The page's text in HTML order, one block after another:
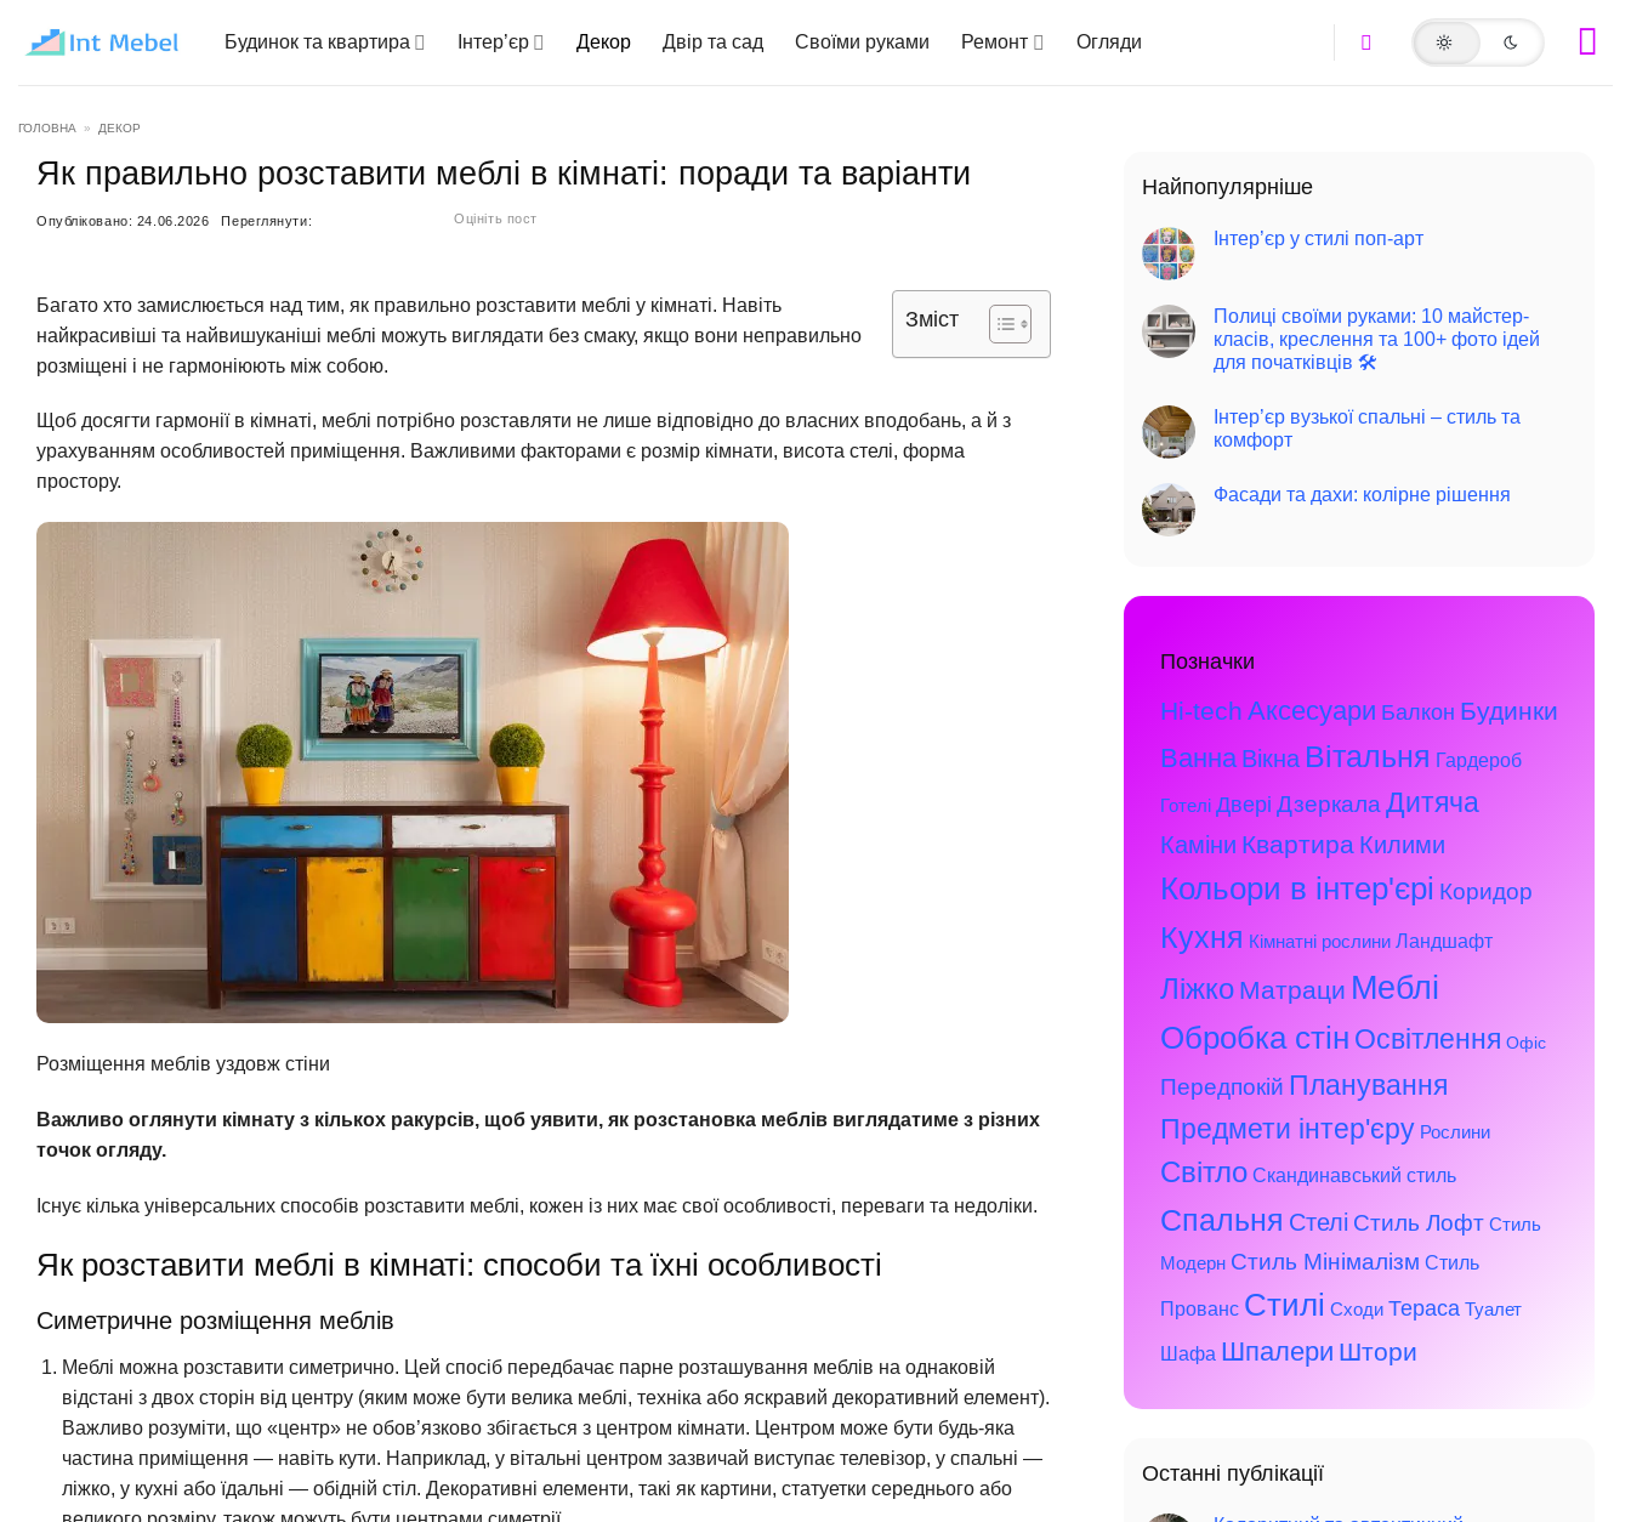
Будинок та квартира
Інтер’єр Декор Двір та сад Своїми руками Ремонт Огляди
ГОЛОВНА » ДЕКОР
Як правильно розставити меблі в кімнаті: поради та варіанти
Опубліковано: 24.06.2026 Переглянути: Оцініть пост
Зміст
Багато хто замислюється над тим, як правильно розставити меблі у кімнаті. Навіть
найкрасивіші та найвишуканіші меблі можуть виглядати без смаку, якщо вони неправильно
розміщені і не гармоніюють між собою.
Щоб досягти гармонії в кімнаті, меблі потрібно розставляти не лише відповідно до власних вподобань, а й з
урахуванням особливостей приміщення. Важливими факторами є розмір кімнати, висота стелі, форма
простору.
Розміщення меблів уздовж стіни
Важливо оглянути кімнату з кількох ракурсів, щоб уявити, як розстановка меблів виглядатиме з різних
точок огляду.
Існує кілька універсальних способів розставити меблі, кожен із них має свої особливості, переваги та недоліки.
Як розставити меблі в кімнаті: способи та їхні особливості
Симетричне розміщення меблів
Меблі можна розставити симетрично. Цей спосіб передбачає парне розташування меблів на однаковій
відстані з двох сторін від центру (яким може бути велика меблі, техніка або яскравий декоративний елемент).
Важливо розуміти, що «центр» не обов’язково збігається з центром кімнати. Центром може бути будь-яка
частина приміщення — навіть кути. Наприклад, у вітальні центром зазвичай виступає телевізор, у спальні —
ліжко, у кухні або їдальні — обідній стіл. Декоративні елементи, такі як картини, статуетки середнього або
Найпопулярніше
Інтер’єр у стилі поп-арт
Полиці своїми руками: 10 майстер-
класів, креслення та 100+ фото ідей
для початківців 🛠️
Інтер’єр вузької спальні – стиль та
комфорт
Фасади та дахи: колірне рішення
Позначки
Hi-tech Аксесуари Балкон Будинки
Ванна Вікна Вітальня Гардероб
Готелі Двері Дзеркала Дитяча
Каміни Квартира Килими
Кольори в інтер'єрі Коридор
Кухня Кімнатні рослини Ландшафт
Ліжко Матраци Меблі
Обробка стін Освітлення Офіс
Передпокій Планування
Предмети інтер'єру Рослини
Світло Скандинавський стиль
Спальня Стелі Стиль Лофт Стиль
Модерн Стиль Мінімалізм Стиль
Прованс Стилі Сходи Тераса Туалет
Шафа Шпалери Штори
Останні публікації